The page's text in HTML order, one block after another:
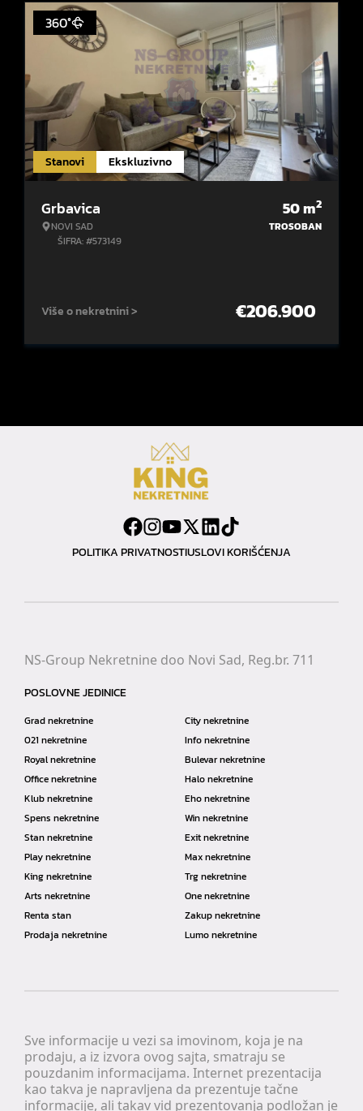
Stanovi Ekskluzivno
360°
Grbavica
NOVI SAD
ŠIFRA: #573149
50m2
TROSOBAN
Više o nekretnini > €206.900
POLITIKA PRIVATNOSTIUSLOVI KORIŠĆENJA
Sve informacije u vezi sa imovinom, koja je na
prodaju, a iz izvora ovog sajta, smatraju se
pouzdanim informacijama. Internet prezentacija
kao takva je napravljena da prezentuje tačne
informacije, ali takav vid prezentovanja podložan je
NS-Group Nekretnine doo Novi Sad, Reg.br. 711
POSLOVNE JEDINICE
Grad nekretnine
City nekretnine
021 nekretnine
Info nekretnine
Royal nekretnine
Bulevar nekretnine
Office nekretnine
Halo nekretnine
Klub nekretnine
Eho nekretnine
Spens nekretnine
Win nekretnine
Stan nekretnine
Exit nekretnine
Play nekretnine
Max nekretnine
King nekretnine
Trg nekretnine
Arts nekretnine
One nekretnine
Renta stan
Zakup nekretnine
Prodaja nekretnine
Lumo nekretnine